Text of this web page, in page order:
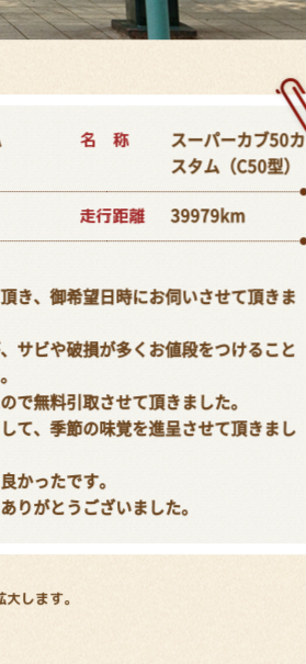
名 称 スーパーカブ50カ
スタム（C50型）
走行距離 39979km
き、御希望日時にお伺いさせて頂きま
サビや破損が多くお値段をつけること
で無料引取させて頂きました。
て、季節の味覚を進呈させて頂きまし
かったです。
りがとうございました。
します。